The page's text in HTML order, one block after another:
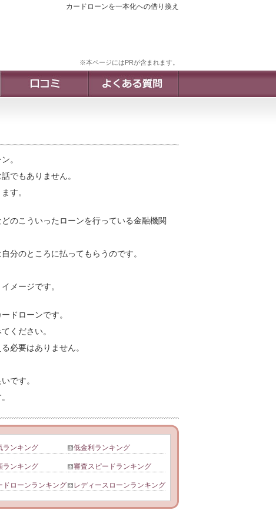
カードローンを一本化への借り換え
※本ページにはPRが含まれます。
。
でもありません。
す。
のこういったローンを行っている金融機関
分のところに払ってもらうのです。
メージです。
ドローンです。
ください。
必要はありません。
です。
ランキング 低金利ランキング
ランキング 審査スピードランキング
ドローンランキング レディースローンランキング